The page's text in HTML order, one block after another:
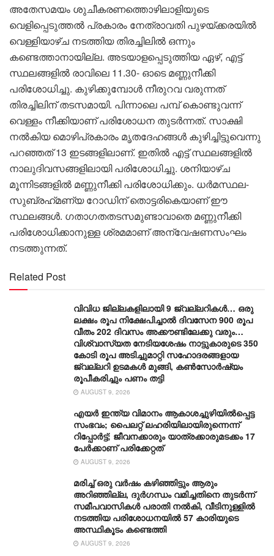
അതേസമയം ശുചീകരണത്തൊഴിലാളിയുടെ
വെളിപ്പെടുത്തൽ പ്രകാരം നേത്രാവതി പുഴയ്ക്കരയിൽ
വെള്ളിയാഴ്ച നടത്തിയ തിരച്ചിലിൽ ഒന്നും
കണ്ടെത്താനായില്ല. അടയാളപ്പെടുത്തിയ ഏഴ്, എട്ട്
സ്ഥലങ്ങളിൽ രാവിലെ 11.30- ഓടെ മണ്ണുനീക്കി
പരിശോധിച്ചു. കുഴിക്കുമ്പോൾ നീരുറവ വരുന്നത്
തിരച്ചിലിന് തടസമായി. പിന്നാലെ പമ്പ് കൊണ്ടുവന്ന്
വെള്ളം നീക്കിയാണ് പരിശോധന തുടർന്നത്. സാക്ഷി
നൽകിയ മൊഴിപ്രകാരം മൃതദേഹങ്ങൾ കുഴിച്ചിട്ടുവെന്നു
പറഞ്ഞത് 13 ഇടങ്ങളിലാണ്. ഇതിൽ എട്ട് സ്ഥലങ്ങളിൽ
നാലുദിവസങ്ങളിലായി പരിശോധിച്ചു. ശനിയാഴ്ച
മൂന്നിടങ്ങളിൽ മണ്ണുനീക്കി പരിശോധിക്കും. ധർമസ്ഥല-
സുബ്രഹ്‌മണ്യ റോഡിന് തൊട്ടരികെയാണ് ഈ
സ്ഥലങ്ങൾ. ഗതാഗതതടസമുണ്ടാവാതെ മണ്ണുനീക്കി
പരിശോധിക്കാനുള്ള ശ്രമമാണ് അന്വേഷണസംഘം
നടത്തുന്നത്.
Related Post
വിവിധ ജില്ലകളിലായി 9 ജ്വല്ലറികൾ… ഒരു
ലക്ഷം രൂപ നിക്ഷേപിച്ചാൽ ദിവസേന 900 രൂപ
വീതം 202 ദിവസം അക്കൗണ്ടിലേക്കു വരും…
വിശ്വാസ്യത നേടിയശേഷം നാട്ടുകാരുടെ 350
കോടി രൂപ അടിച്ചുമാറ്റി സഹോദരങ്ങളായ
ജ്വല്ലറി ഉടമകൾ മുങ്ങി, കൺസോർഷ്യം
രൂപീകരിച്ചും പണം തട്ടി
AUGUST 9, 2026
എയർ ഇന്ത്യ വിമാനം ആകാശച്ചുഴിയിൽപ്പെട്ട
സംഭവം; പൈലറ്റ് ലഹരിയിലായിരുന്നെന്ന്
റിപ്പോർട്ട്; ജീവനക്കാരും യാത്രക്കാരുമടക്കം 17
പേർക്കാണ് പരിക്കേറ്റത്
AUGUST 9, 2026
മരിച്ച് ഒരു വര്‍ഷം കഴിഞ്ഞിട്ടും ആരും
അറിഞ്ഞില്ല, ദുര്‍ഗന്ധം വമിച്ചതിനെ തുടര്‍ന്ന്
സമീപവാസികള്‍ പരാതി നല്‍കി, വീടിനുള്ളില്‍
നടത്തിയ പരിശോധനയില്‍ 57 കാരിയുടെ
അസ്ഥികൂടം കണ്ടെത്തി
AUGUST 9, 2026